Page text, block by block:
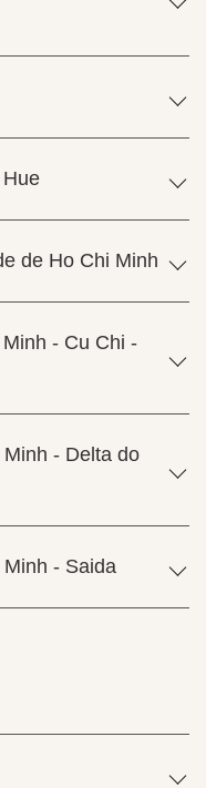
de Ho Chi Minh
- Cu Chi -
- Delta do
- Saida